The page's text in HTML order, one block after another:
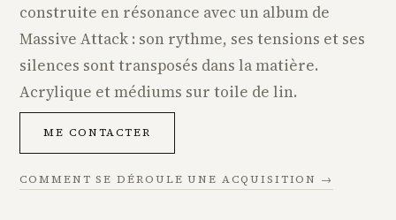
construite en résonance avec un album de
Massive Attack : son rythme, ses tensions et ses
silences sont transposés dans la matière.
Acrylique et médiums sur toile de lin.
ME CONTACTER
COMMENT SE DÉROULE UNE ACQUISITION →